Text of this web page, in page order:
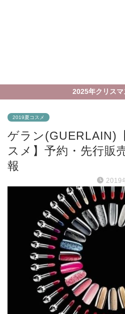
2025年クリスマ
2019夏コスメ
ゲラン(GUERLAIN)
スメ】予約・先行販
報
2019